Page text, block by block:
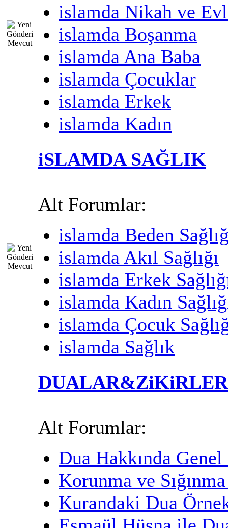
islamda Nikah ve
islamda Boşanma
islamda Ana Baba
islamda Çocuklar
islamda Erkek
islamda Kadın
iSLAMDA SAĞLIK
Alt Forumlar:
islamda Beden
islamda Akıl Sağlığı
islamda Erkek
islamda Kadın
islamda Çocuk
islamda Sağlık
Alt Forumlar:
Dua Hakkında
Korunma ve
Kurandaki Dua